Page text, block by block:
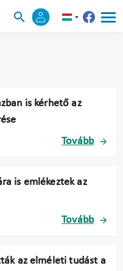
is kérhető az
Tovább
is emlékeztek az
Tovább
az elméleti tudást a